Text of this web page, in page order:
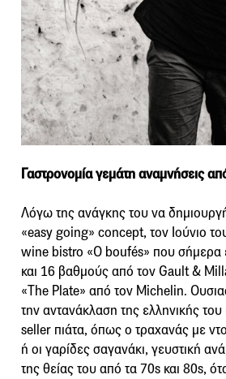
Γαστρονομία γεμάτη αναμνήσεις
Λόγω της ανάγκης του να
«easy going» concept, τον Ιούνιο
wine bistro «O boufés» που σήμερα
και 16 βαθμούς από τον Gault &
«The Plate» από τον Michelin.
την αντανάκλαση της ελληνικής
seller πιάτα, όπως ο τραχανάς με
ή οι γαρίδες σαγανάκι, γευστική
της θείας του από τα 70s και 80s,